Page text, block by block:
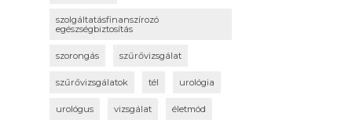
szolgáltatásfinanszírozó
egészségbiztosítás
szorongás szűrővizsgálat
szűrővizsgálatok tél urológia
urológus vizsgálat életmód